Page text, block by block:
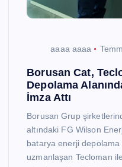
aaaa aaaa
Borusan Cat,
Depolama
İmza Attı
Borusan Grup
altındaki FG Wilson
batarya enerji depolama
uzmanlaşan Tecloman